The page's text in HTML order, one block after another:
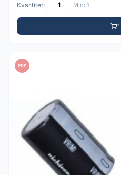
Kvantitet: Min: 1
PDF